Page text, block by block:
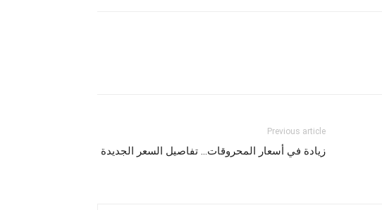
Previous article
زيادة في أسعار المحروقات… تفاصيل السعر الجديدة